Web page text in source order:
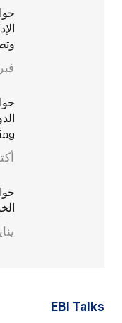
يناير
EBI Talks